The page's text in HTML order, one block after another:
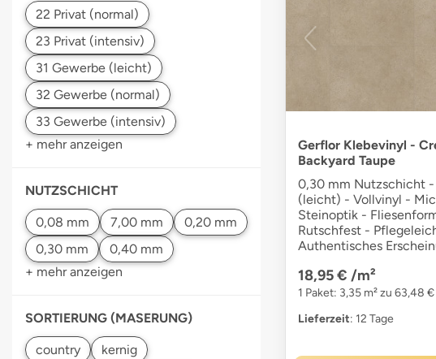
+ mehr anzeigen
NUTZSCHICHT
+ mehr anzeigen
SORTIERUNG (MASERUNG)
Gerflor Klebevinyl -
Backyard Taupe
0,30 mm Nutzschicht -
(leicht) - Vollvinyl -
Steinoptik -
Rutschfest -
Authentisches
18,95 € /m²
1 Paket: 3,35 m² zu 63,48 €
Lieferzeit: 12 Tage